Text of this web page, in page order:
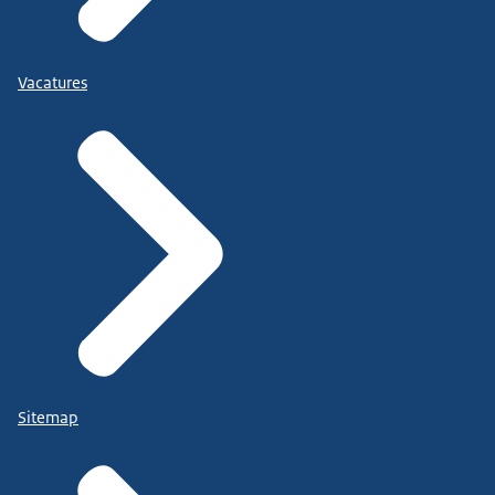
Vacatures
Sitemap